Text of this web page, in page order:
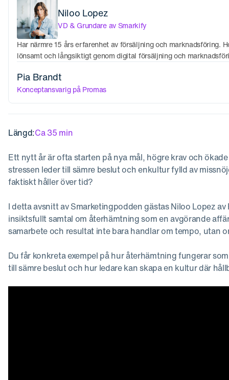
Niloo Lopez
VD & Grundare av Smarkify
Har närmre 15 års erfarenhet av försäljning och marknadsföring.
lönsamt och långsiktigt genom digital försäljning och
Pia Brandt
Konceptansvarig på Promas
Längd:Ca 35 min
Ett nytt år är ofta starten på nya mål, högre krav och
stressen leder till sämre beslut och enkultur fylld av
faktiskt håller över tid?
I detta avsnitt av Smarketingpodden gästas Niloo Lopez
insiktsfullt samtal om återhämtning som en avgörande
samarbete och resultat inte bara handlar om tempo, utan
Du får konkreta exempel på hur återhämtning fungerar
till sämre beslut och hur ledare kan skapa en kultur där